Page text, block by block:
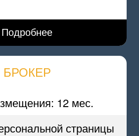
Подробнее
БРОКЕР
12 мес.
страницы